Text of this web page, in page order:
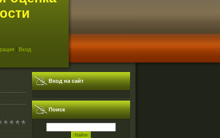
| Вход
Вход на сайт
Поиск